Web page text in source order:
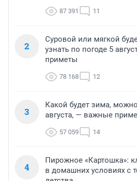
87 391 11
2
Суровой или мягкой
узнать по погоде 5
приметы
78 168 12
3
Какой будет зима,
августа, — важные
57 059 14
4
Пирожное «Картошка»:
в домашних условиях с